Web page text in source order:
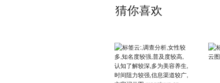
猜你喜欢